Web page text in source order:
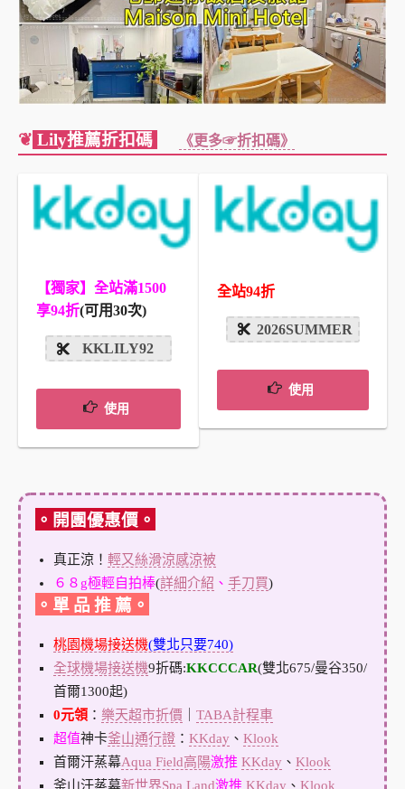
❦ Lily推薦折扣碼 《更多☞折扣碼》
【獨家】全站滿1500
享94折(可用30次)
KKLILY92
使用
全站94折
2026SUMMER
使用
。開團優惠價。
真正涼！ 輕又絲滑涼感涼被
６８g極輕自拍棒(詳細介紹 、 手刀買)
。單 品 推 薦。
桃園機場接送機(雙北只要740)
全球機場接送機9折碼:KKCCCAR(雙北675/曼谷350/
首爾1300起)
0元領： 樂天超市折價
TABA計程車
超值神卡釜山通行證： KKday 、 Klook
首爾汗蒸幕Aqua Field高陽激推 KKday 、 Klook
釜山汗蒸幕新世界Spa Land激推 KKday 、 Klook